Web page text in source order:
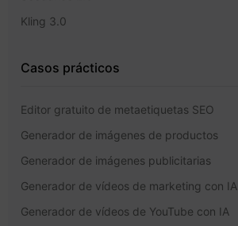
Kling 3.0
Casos prácticos
Editor gratuito de metaetiquetas SEO
Generador de imágenes de productos
Generador de imágenes publicitarias
Generador de vídeos de marketing con IA
Generador de vídeos de YouTube con IA